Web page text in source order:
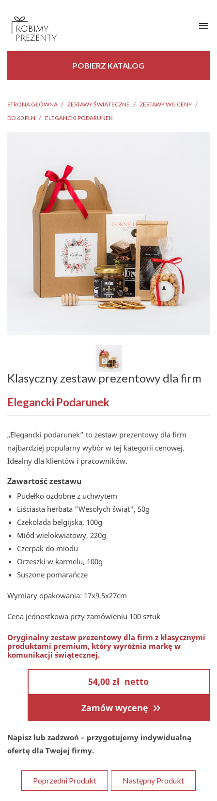

POBIERZ KATALOG
STRONA GŁÓWNA ZESTAWY ŚWIĄTECZNE
ZESTAWY WG CENY
DO 60 PLN
ELEGANCKI PODARUNEK
Klasyczny zestaw prezentowy dla firm
Elegancki Podarunek
„Elegancki podarunek” to zestaw prezentowy dla firm
najbardziej popularny wybór w tej kategorii cenowej.
Idealny dla klientów i pracowników.
Zawartość zestawu
Pudełko ozdobne z uchwytem
Liściasta herbata "Wesołych świąt", 50g
Czekolada belgijska, 100g
Miód wielokwiatowy, 220g
Czerpak do miodu
Orzeszki w karmelu, 100g
Suszone pomarańcze
Wymiary opakowania: 17x9,5x27cm
Cena jednostkowa przy zamówieniu 100 sztuk
Oryginalny zestaw prezentowy dla firm z klasycznymi
produktami premium, który wyróżnia markę w
komunikacji świątecznej.
54,00 zł netto
Zamów wycenę
Napisz lub zadzwoń – przygotujemy indywidualną
ofertę dla Twojej firmy.
Poprzedni Produkt Następny Produkt